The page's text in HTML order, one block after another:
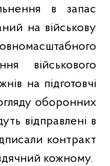
в запас
на військову
військового
на підготовчі
оборонних
відправлені в
контракт
кожному.